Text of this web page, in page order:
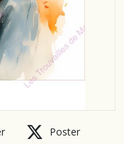
Poster